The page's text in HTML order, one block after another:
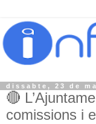
dissabte, 23 de
🔴
comissions i